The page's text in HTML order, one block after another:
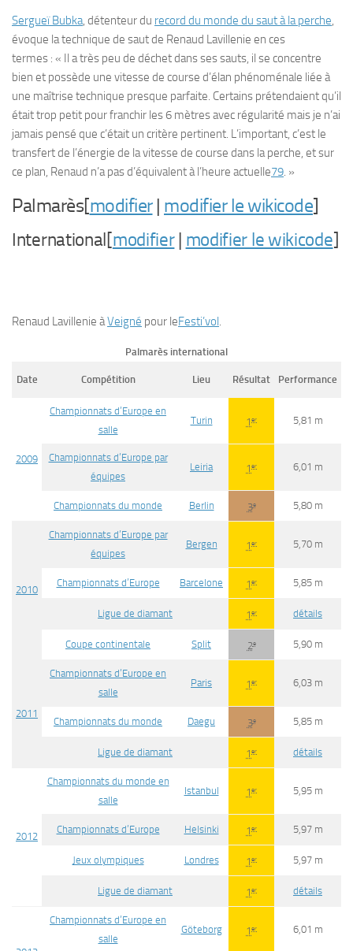
Sergueï Bubka, détenteur du record du monde du saut à la perche,
évoque la technique de saut de Renaud Lavillenie en ces
termes : « Il a très peu de déchet dans ses sauts, il se concentre
bien et possède une vitesse de course d’élan phénoménale liée à
une maîtrise technique presque parfaite. Certains prétendaient qu’il
était trop petit pour franchir les 6 mètres avec régularité mais je n’ai
jamais pensé que c’était un critère pertinent. L’important, c’est le
transfert de l’énergie de la vitesse de course dans la perche, et sur
ce plan, Renaud n’a pas d’équivalent à l’heure actuelle79. »
Palmarès[modifier| modifier le wikicode]
International[modifier| modifier le wikicode]
Renaud Lavillenie àVeigné pour leFesti’vol.
Palmarès international
Date Compétition Lieu Résultat Performance
2009
Championnats d’Europe en
salle
Turin 1 er 5,81 m
Championnats d’Europe par
équipes
Leiria 1 er 6,01 m
Championnats du monde Berlin 3e 5,80 m
2010
Championnats d’Europe par
équipes
Bergen 1 er 5,70 m
Championnats d’Europe Barcelone 1 er 5,85 m
Ligue de diamant 1 er détails
Coupe continentale Split 2e 5,90 m
2011
Championnats d’Europe en
salle
Paris 1 er 6,03 m
Championnats du monde Daegu 3e 5,85 m
Ligue de diamant 1 er détails
2012
Championnats du monde en
salle
Istanbul 1 er 5,95 m
Championnats d’Europe Helsinki 1 er 5,97 m
Jeux olympiques Londres 1 er 5,97 m
Ligue de diamant 1 er détails
Championnats d’Europe en
salle
Göteborg 1 er 6,01 m